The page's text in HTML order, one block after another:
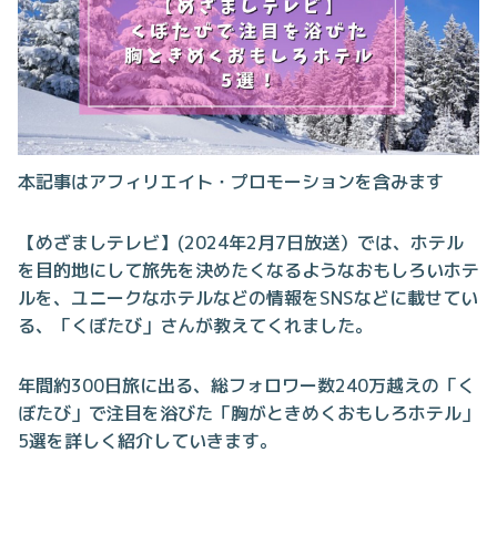
本記事はアフィリエイト・プロモーションを含みます
【めざましテレビ】(2024年2月7日放送）では、ホテル
を目的地にして旅先を決めたくなるようなおもしろいホテ
ルを、ユニークなホテルなどの情報をSNSなどに載せてい
る、「くぼたび」さんが教えてくれました。
年間約300日旅に出る、総フォロワー数240万越えの「く
ぼたび」で注目を浴びた「胸がときめくおもしろホテル」
5選を詳しく紹介していきます。